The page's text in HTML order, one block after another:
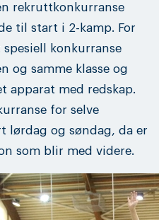
rekruttkonkurranse
til start i 2-kamp. For
konkurranse
og samme klasse og
apparat med redskap.
for selve
lørdag og søndag, da er
som blir med videre.